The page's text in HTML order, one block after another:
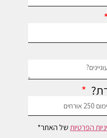
הפרטיותשל האתר*